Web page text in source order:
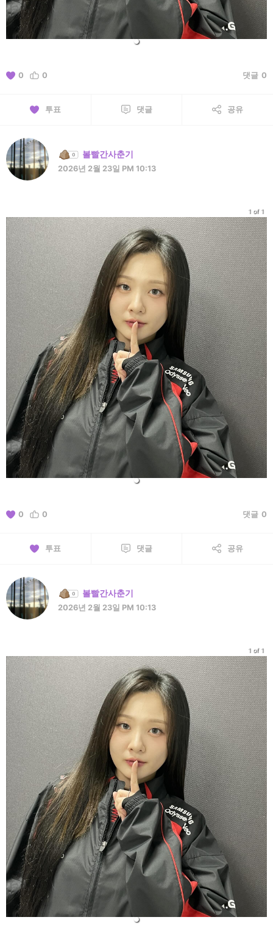
0 0 댓글 0
투표 댓글 공유
볼빨간사춘기
2026년 2월 23일 PM 10:13
1 of 1
0 0 댓글 0
투표 댓글 공유
볼빨간사춘기
2026년 2월 23일 PM 10:13
1 of 1